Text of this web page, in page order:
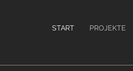
START PROJEKTE